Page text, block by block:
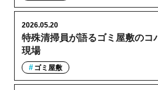
特殊清掃員が語るゴミ屋敷のコ
現場
2026.05.20
ゴミ屋敷